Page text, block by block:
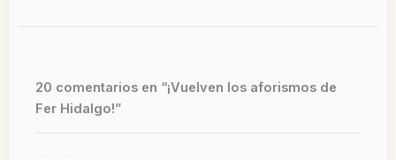
20 comentarios en “¡Vuelven los aforismos de
Fer Hidalgo!”